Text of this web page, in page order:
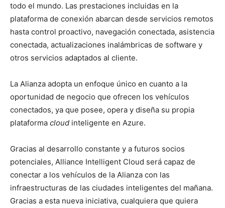
todo el mundo. Las prestaciones incluidas en la
plataforma de conexión abarcan desde servicios remotos
hasta control proactivo, navegación conectada, asistencia
conectada, actualizaciones inalámbricas de software y
otros servicios adaptados al cliente.
La Alianza adopta un enfoque único en cuanto a la
oportunidad de negocio que ofrecen los vehículos
conectados, ya que posee, opera y diseña su propia
plataforma cloud inteligente en Azure.
Gracias al desarrollo constante y a futuros socios
potenciales, Alliance Intelligent Cloud será capaz de
conectar a los vehículos de la Alianza con las
infraestructuras de las ciudades inteligentes del mañana.
Gracias a esta nueva iniciativa, cualquiera que quiera